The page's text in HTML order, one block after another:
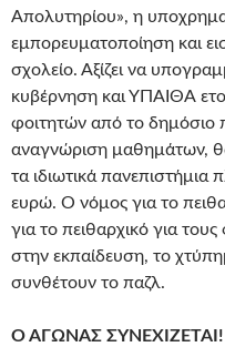
Απολυτηρίου», η
εμπορευματοποίηση και
σχολείο. Αξίζει να
κυβέρνηση και ΥΠΑΙΘΑ
φοιτητών από το δημόσιο
αναγνώριση μαθημάτων,
τα ιδιωτικά πανεπιστήμια
ευρώ. Ο νόμος για το
για το πειθαρχικό για τους
στην εκπαίδευση, το
συνθέτουν το παζλ.
Ο ΑΓΩΝΑΣ